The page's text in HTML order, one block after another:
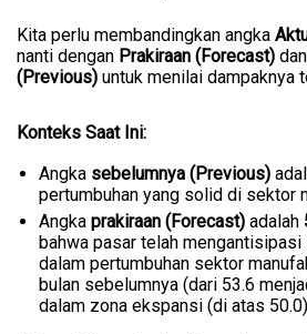
Kita perlu membandingkan angka
nanti dengan Prakiraan (Forecast) dan
(Previous) untuk menilai dampaknya
Konteks Saat Ini:
Angka sebelumnya (Previous)
pertumbuhan yang solid di sektor
Angka prakiraan (Forecast) adalah
bahwa pasar telah
dalam pertumbuhan sektor
bulan sebelumnya (dari 53.6
dalam zona ekspansi (di atas